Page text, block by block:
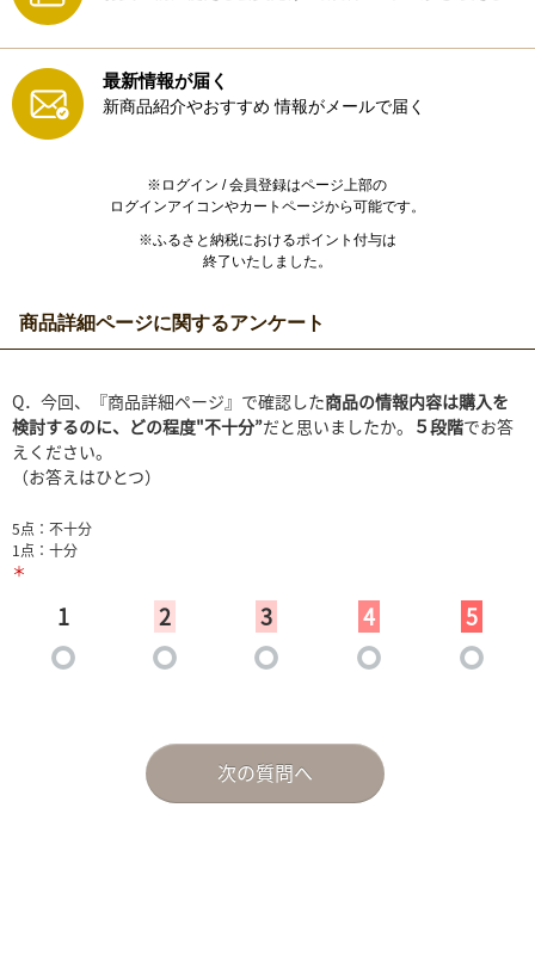
最新情報が届く
新商品紹介やおすすめ 情報がメールで届く
※ログイン / 会員登録はページ上部の
ログインアイコンやカートページから可能です。
※ふるさと納税におけるポイント付与は
終了いたしました。
商品詳細ページに関するアンケート